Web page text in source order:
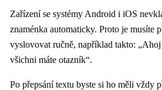
Zařízení se systémy Android i iOS
znaménka automaticky. Proto je musíte
vyslovovat ručně, například takto:
všichni máte otazník“.
Po přepsání textu byste si ho měli vždy